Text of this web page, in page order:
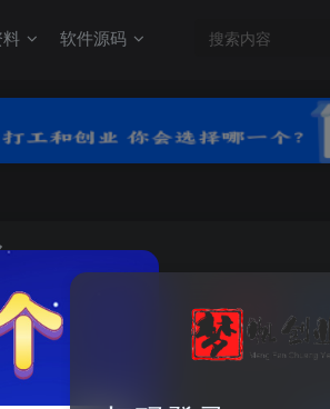
软件源码
关注
0 16